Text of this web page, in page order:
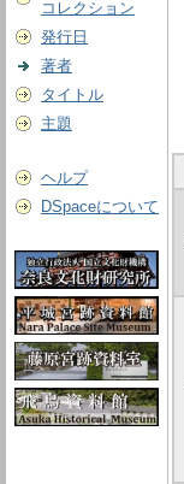
コレクション
発行日
著者
タイトル
主題
ヘルプ
DSpaceについて